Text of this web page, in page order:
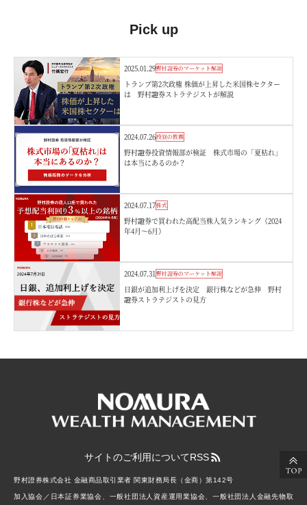
Pick up
2025.01.29野村證券のマーケット解説
トランプ第2次政権 株価が上昇した米国株セクター
は 野村證券ストラテジストが解説
2024.07.26投資の教養
野村證券投資情報部が検証 株式市場の「夏枯れ」
は本当にあるのか？
2024.07.17株式
野村證券で買われた高配当株人気ランキング（2024
年4月～6月）
2024.07.31野村證券のマーケット解説
日銀が追加利上げを決定 銀行株などが急伸 野村
證券ストラテジストの見方
サイトのご利用についてRSS
野村證券株式会社 金融商品取引業者 関東財務局長（金商）第142号
加入協会／日本証券業協会、一般社団法人資産運用業協会、一般社団法人金融先物取